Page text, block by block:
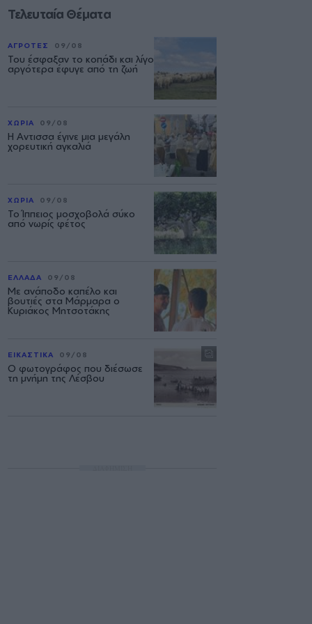
Τελευταία Θέματα
ΑΓΡΟΤΕΣ 09/08
Του έσφαξαν το κοπάδι και λίγο
αργότερα έφυγε από τη ζωή
ΧΩΡΙΑ 09/08
Η Αντισσα έγινε μια μεγάλη
χορευτική αγκαλιά
ΧΩΡΙΑ 09/08
Το Ίππειος μοσχοβολά σύκο
από νωρίς φέτος
ΕΛΛΑΔΑ 09/08
Με ανάποδο καπέλο και
βουτιές στα Μάρμαρα ο
Κυριάκος Μητσοτάκης
ΕΙΚΑΣΤΙΚΑ 09/08
Ο φωτογράφος που διέσωσε
τη μνήμη της Λέσβου